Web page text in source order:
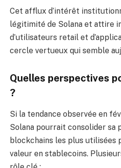
Cet afflux d’intérêt
légitimité de Solana et attire
d’utilisateurs retail et
cercle vertueux qui semble
Quelles perspectives
?
Si la tendance observée en
Solana pourrait consolider sa
blockchains les plus utilisées
valeur en stablecoins.